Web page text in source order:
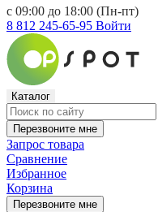
с 09:00 до 18:00 (Пн-пт)
8 812 245-65-95 Войти
Каталог
Перезвоните мне
Запрос товара
Сравнение
Избранное
Корзина
Перезвоните мне